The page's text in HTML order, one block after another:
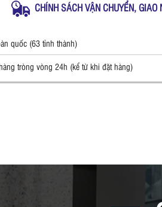
CHÍNH SÁCH VẬN CHUYỂN, GIAO
quốc (63 tỉnh thành)
tròng vòng 24h (kể từ khi đặt hàng)